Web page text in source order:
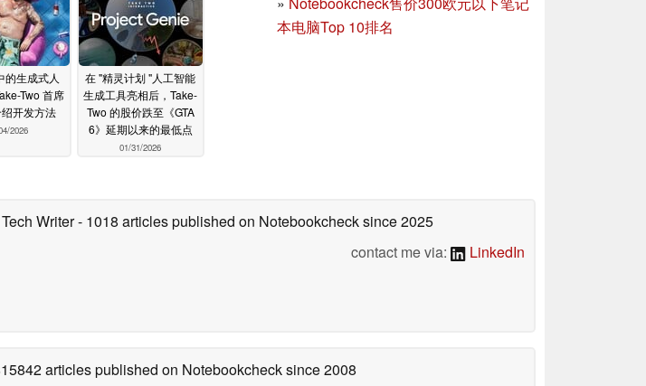
本电脑Top 10排名
的生成式人
Two 首席
开发方法
2026
在 "精灵计划 "人工智能
生成工具亮相后，Take-
Two 的股价跌至《GTA
6》延期以来的最低点
01/31/2026
Writer- 1018 articles published on Notebookchecksince 2025
contact me via:
LinkedIn
articles published on Notebookchecksince 2008